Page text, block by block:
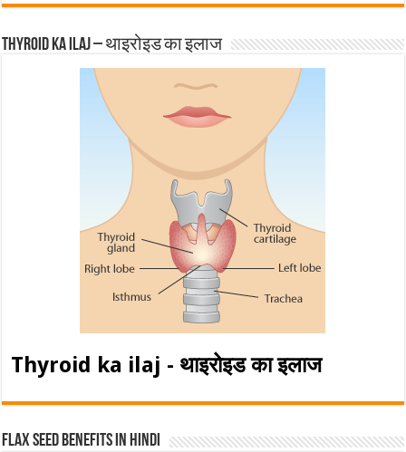
Thyroid ka ilaj – थाइरोइड का इलाज
Thyroid ka ilaj - थाइरोइड का इलाज
Flax Seed Benefits in hindi